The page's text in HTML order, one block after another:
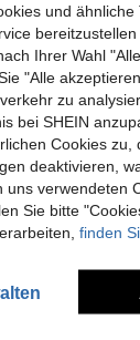
Ansehen
und
Ihrer Wahl
"Alle
zu
bei SHEIN
Cookies
deaktivieren,
uns verwendeten
Sie bitte
finden